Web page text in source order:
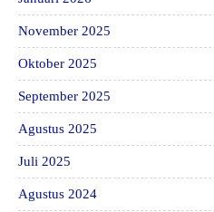
November 2025
Oktober 2025
September 2025
Agustus 2025
Juli 2025
Agustus 2024